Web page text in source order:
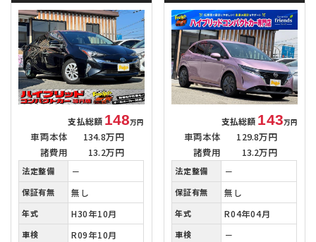
支払総額 148万円
車両本体
134.8万円
諸費用
13.2万円
法定整備 －
保証有無 無し
年式 H30年10月
車検 R09年10月
支払総額 143万円
車両本体
129.8万円
諸費用
13.2万円
法定整備 －
保証有無 無し
年式 R04年04月
車検 －